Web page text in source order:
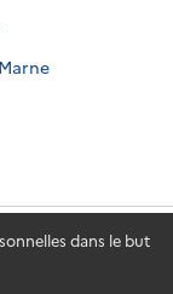
dans le but